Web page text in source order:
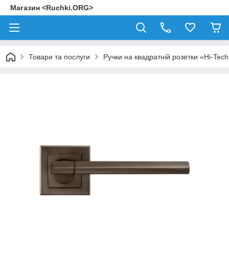
Магазин <Ruchki.ORG>
Товари та послуги Ручки на квадратній розетки «Hi-